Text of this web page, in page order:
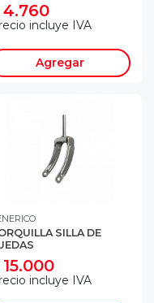
4.760
incluye IVA
Agregar
SILLA DE
incluye IVA